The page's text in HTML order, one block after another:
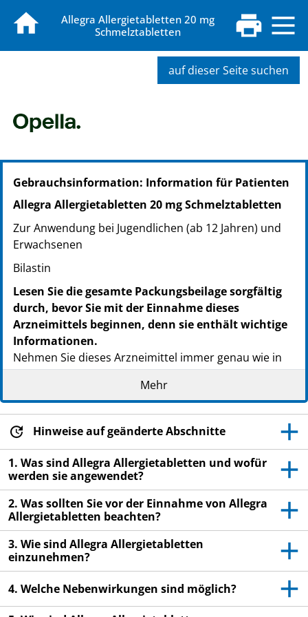
Allegra Allergietabletten 20 mg
Schmelztabletten
auf dieser Seite suchen
PZN: 18878890
PPN: 111887889000
PZN: 18878909
Gebrauchsinformation: Information für Patienten
Allegra Allergietabletten 20 mg Schmelztabletten
Zur Anwendung bei Jugendlichen (ab 12 Jahren) und
Erwachsenen
Bilastin
Lesen Sie die gesamte Packungsbeilage sorgfältig
durch, bevor Sie mit der Einnahme dieses
Arzneimittels beginnen, denn sie enthält wichtige
Informationen.
Nehmen Sie dieses Arzneimittel immer genau wie in
dieser Packungsbeilage beschrieben bzw. genau nach
Anweisung Ihres Arztes oder Apothekers ein.
Heben Sie die Packungsbeilage auf. Vielleicht
möchten Sie diese später nochmals lesen.
Fragen Sie Ihren Apotheker, wenn Sie weitere
Informationen oder einen Rat benötigen.
Wenn Sie Nebenwirkungen bemerken, wenden Sie
sich an Ihren Arzt oder Apotheker. Dies gilt auch
für Nebenwirkungen, die nicht in dieser
Packungsbeilage angegeben sind. Siehe Abschnitt
4.
Wenn Sie sich nicht besser oder gar schlechter
fühlen, wenden Sie sich an Ihren Arzt.
Mehr
Hinweise auf geänderte Abschnitte
1. Was sind Allegra Allergietabletten und wofür
werden sie angewendet?
2. Was sollten Sie vor der Einnahme von Allegra
Allergietabletten beachten?
3. Wie sind Allegra Allergietabletten
einzunehmen?
4. Welche Nebenwirkungen sind möglich?